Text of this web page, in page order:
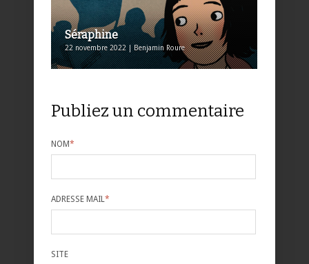
Séraphine
22 novembre 2022 | Benjamin Roure
Publiez un commentaire
NOM*
ADRESSE MAIL*
SITE